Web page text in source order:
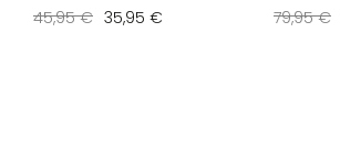
35,95 €
45,95 € 79,95 €